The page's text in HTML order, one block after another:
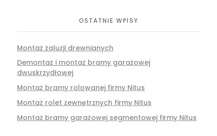
OSTATNIE WPISY
Montaż żaluzji drewnianych
Demontaż i montaż bramy garażowej
dwuskrzydłowej
Montaż bramy rolowanej firmy Nitus
Montaż rolet zewnętrznych firmy Nitus
Montaż bramy garażowej segmentowej firmy Nitus